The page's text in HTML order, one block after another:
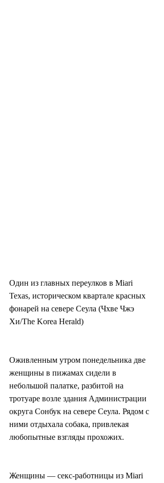
Один из главных переулков в Miari
Texas, историческом квартале красных
фонарей на севере Сеула (Чхве Чжэ
Хи/The Korea Herald)
Оживленным утром понедельника две
женщины в пижамах сидели в
небольшой палатке, разбитой на
тротуаре возле здания Администрации
округа Сонбук на севере Сеула. Рядом с
ними отдыхала собака, привлекая
любопытные взгляды прохожих.
Женщины — секс-работницы из Miari